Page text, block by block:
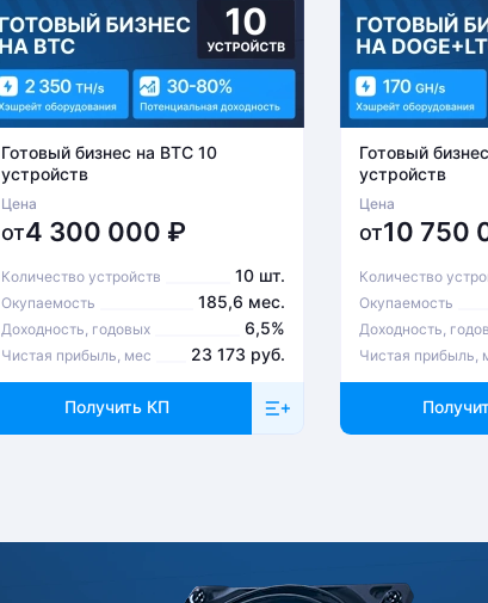
Готовый бизнес на BTC 10
устройств
Цена
от4 300 000 ₽
Количество устройств 10 шт.
Окупаемость 185,6 мес.
Доходность, годовых 6,5%
Чистая прибыль, мес 23 173 руб.
Получить КП
Готовый
устройств
Цена
от10 750
Количество
Окупаемость
Доходность,
Чистая прибыль,